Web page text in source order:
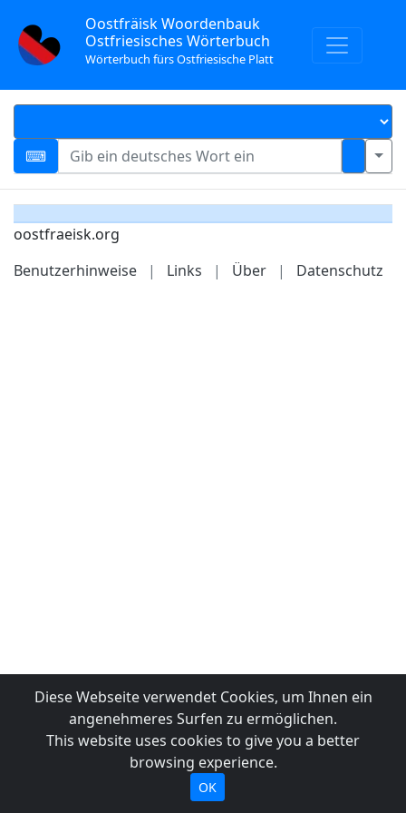
Oostfräisk Woordenbauk
Ostfriesisches Wörterbuch
Wörterbuch fürs Ostfriesische Platt
oostfraeisk.org
Benutzerhinweise
| Links | Über | Datenschutz
Diese Webseite verwendet Cookies, um Ihnen ein
angenehmeres Surfen zu ermöglichen.
This website uses cookies to give you a better
browsing experience.
OK